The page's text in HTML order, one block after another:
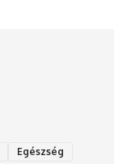
Egészség